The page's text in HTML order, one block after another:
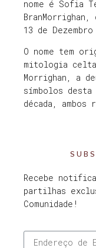
nome é Sofia
13 de
O nome tem
mitologia
Morrighan, a
símbolos desta
década, ambos
Recebe
partilhas
Comunidade!